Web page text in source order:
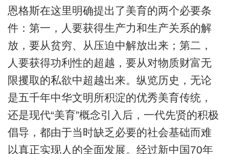
恩格斯在这里明确提出了美育的两个必要条
件：第一，人要获得生产力和生产关系的解
放，要从贫穷、从压迫中解放出来；第二，
人要获得功利性的超越，要从对物质财富无
限攫取的私欲中超越出来。纵览历史，无论
是五千年中华文明所积淀的优秀美育传统，
还是现代“美育”概念引入后，一代先贤的积极
倡导，都由于当时缺乏必要的社会基础而难
以真正实现人的全面发展。经过新中国70年